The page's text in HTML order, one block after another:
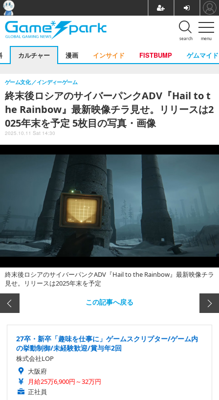
menu
search
カルチャー 漫画 インサイド FISTBUMP ゲムマイド
終末後ロシアのサイバーパンクADV『Hail to t
he Rainbow』最新映像チラ見せ。リリースは2
025年末を予定 5枚目の写真・画像
ゲーム文化 インディーゲーム
2025.10.11 Sat 14:30
終末後ロシアのサイバーパンクADV『Hail to the Rainbow』最新映像チラ
見せ。リリースは2025年末を予定
この記事へ戻る
27卒・新卒「趣味を仕事に」ゲームスクリプター/ゲーム内
の挙動制御/未経験歓迎/賞与年2回
株式会社LOP
大阪府
月給25万6,900円～32万円
正社員